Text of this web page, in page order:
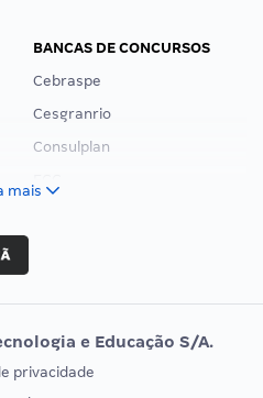
BANCAS DE CONCURSOS
Cebraspe
Cesgranrio
Consulplan
Vunesp
EXAME DE ORDEM
mais
e Educação S/A.
privacidade